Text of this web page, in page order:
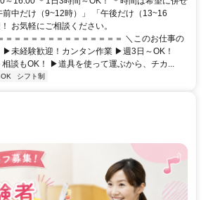
中だけ（9~12時）」 「午後だけ（13~16
お気軽にご相談ください。
＝＝＝＝＝＝＝＝＝＝＝＝＝＝ ＼このお仕事の
▶未経験歓迎！カンタン作業 ▶週3日～OK！
談もOK！ ▶道具を使って運ぶから、チカ...
シフト制